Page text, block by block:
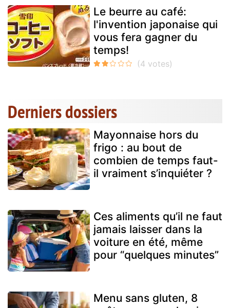
Le beurre au café:
l'invention japonaise qui
vous fera gagner du
temps!
Derniers dossiers
Mayonnaise hors du
frigo : au bout de
combien de temps faut-
il vraiment s’inquiéter ?
Ces aliments qu’il ne faut
jamais laisser dans la
voiture en été, même
pour “quelques minutes”
Menu sans gluten, 8